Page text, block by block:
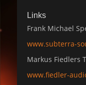
Links
Frank Michael
www.subterra-
Markus Fiedlers
www.fiedler-